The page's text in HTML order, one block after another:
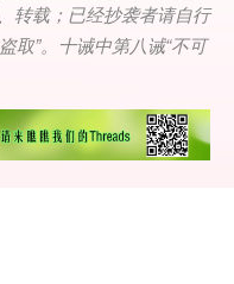
转载；已经抄袭者请自行
盗取”。十诫中第八诫“不可